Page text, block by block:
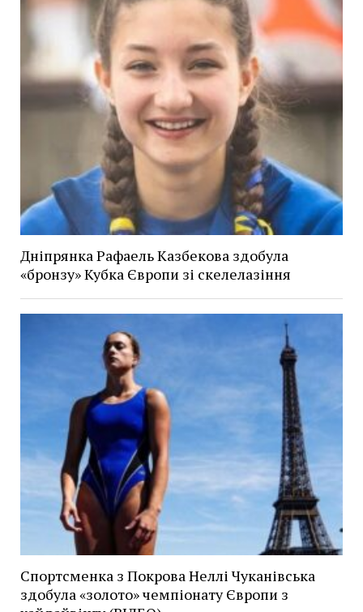
Дніпрянка Рафаель Казбекова здобула
«бронзу» Кубка Європи зі скелелазіння
Спортсменка з Покрова Неллі Чуканівська
здобула «золото» чемпіонату Європи з